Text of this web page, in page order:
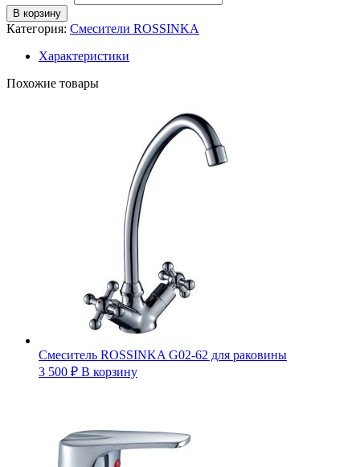
В корзину
Категория: Смесители ROSSINKA
Характеристики
Похожие товары
Смеситель ROSSINKA G02-62 для раковины
3 500 ₽ В корзину